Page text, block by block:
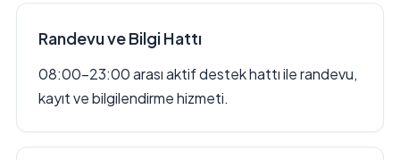
Randevu ve Bilgi Hattı
08:00–23:00 arası aktif destek hattı ile randevu,
kayıt ve bilgilendirme hizmeti.